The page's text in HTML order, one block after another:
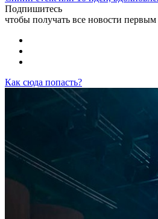
Подпишитесь
чтобы получать все новости первым
Как сюда попасть?